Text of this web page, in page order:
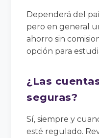
Dependerá del
pero en general
ahorro sin
opción para
¿Las
seguras?
Sí, siempre y
esté regulado.